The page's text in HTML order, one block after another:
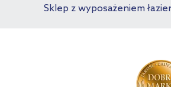
Sklep z wyposażeniem